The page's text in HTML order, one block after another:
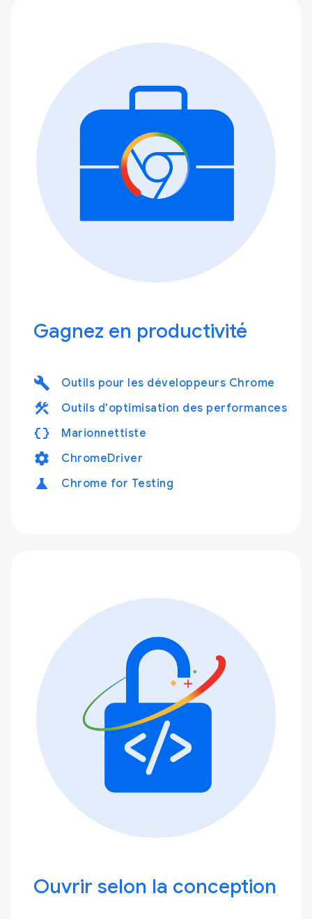
Gagnez en productivité
build Outils pour les développeurs Chrome
construction Outils d'optimisation des performances
data_object Marionnettiste
settings ChromeDriver
science Chrome for Testing
Ouvrir selon la conception